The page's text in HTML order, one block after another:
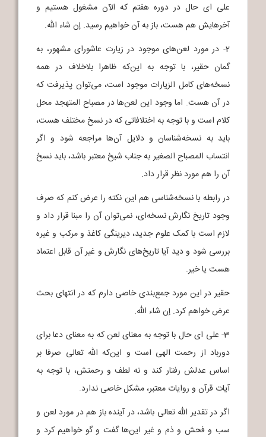
علی ای حال در دوره هفتم که الآن مشغول هستیم و
آخرهایش هم هست، باز به آن خواهیم رسید. إن شاء الله.
2- در مورد لعن‌های موجود در زیارت عاشورای مشهور، به
گمان حقیر، با توجه به این‌که ظاهرا بلاخلاف در همه
نسخه‌های کامل الزیارات موجود است، می‌توان پذیرفت که
در آن هست. اما وجود این لعن‌ها در مصباح المتهجد محل
کلام است و با توجه به اختلافاتی که در نسخ مختلف هست،
باید به نسخه‌شناسان و دلایل آن‌ها مراجعه شود و اگر
انتساب المصباح الصغیر به جناب شیخ معتبر باشد، باید نسخ
آن را هم مورد نظر قرار داد.
در رابطه با نسخه‌شناسی هم این نکته را عرض کنم که صرف
وجود تاریخ نگارش نسخه‌ای، نمی‌توان آن را مبنا قرار داد و
لازم است با کمک علوم جدید، دیرینگی کاغذ و مرکب و غیره
بررسی شود و دید آیا تاریخ‌های نگارش و غیر آن قابل اعتماد
هست یا خیر.
حقیر در این مورد جمع‌بندی خاصی دارم که در انتهای بحث
عرض خواهم کرد. إن شاء الله.
3- علی ای حال با توجه به معنای لعن که به معنای دعا برای
دورباد از رحمت الهی است و این‌که الله تعالی صرفا بر
اساس عدلش رفتار کند و نه لطف و رحمتش، با توجه به
آیات قرآن و روایات معتبر، مشکل خاصی ندارد.
اگر در تقدیر الله تعالی باشد، در آینده باز هم در مورد لعن و
سب و فحش و ذم و غیر این‌ها گفت و گو خواهیم کرد و